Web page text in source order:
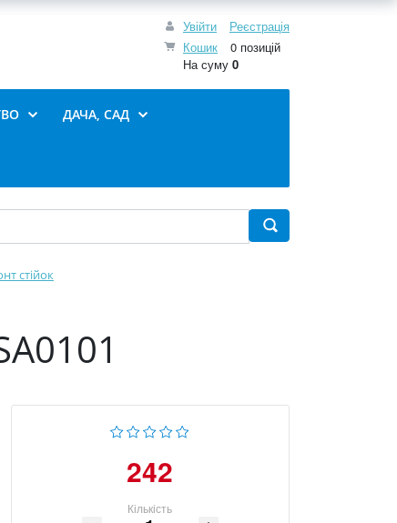
Увійти
Реєстрація
Кошик
0 позицій
На суму 0
ДАЧА, САД
стійок
242
Кількість